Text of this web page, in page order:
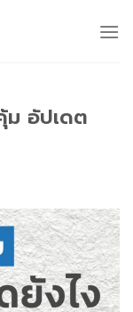
ม อัปเดต